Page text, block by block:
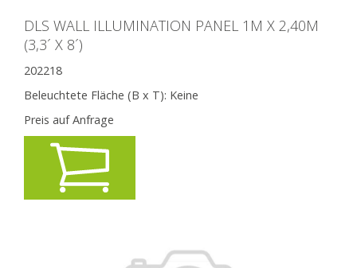
DLS WALL ILLUMINATION PANEL 1M X 2,40M
(3,3´ X 8´)
202218
Beleuchtete Fläche (B x T): Keine
Preis auf Anfrage